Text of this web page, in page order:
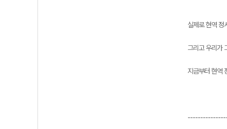
실제로 현역 정
그리고 우리가
지금부터 현역